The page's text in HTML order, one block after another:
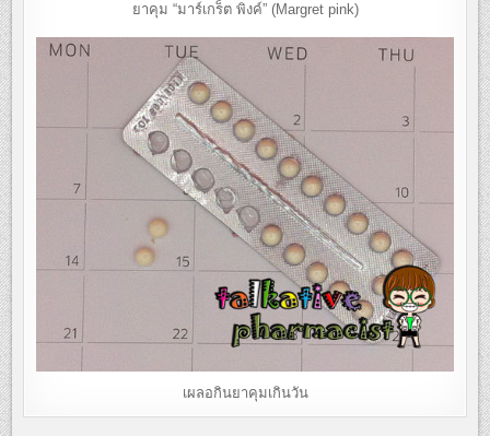
ยาคุม “มาร์เกร็ต พิงค์” (Margret pink)
เผลอกินยาคุมเกินวัน